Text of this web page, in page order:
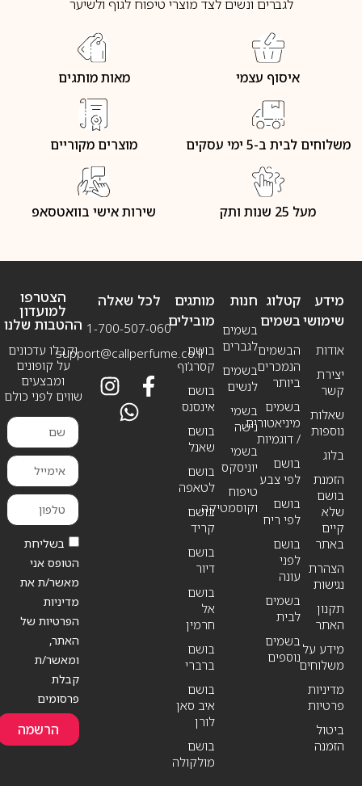
לגברים ונשים לצד מוצרי טיפוח לגוף ולשיער
איסוף עצמי מאות מותגים
משלוחים לבית ב-5 ימי עסקים מוצרים מקוריים
מעל 25 שנות ותק שירות אישי בוואטסאפ
מידע
שימושי
אודות
יצירת
קשר
שאלות
נוספות
בלוג
הזמנת
בושם
שלא
קיים
באתר
הצהרת
נגישות
תקנון
האתר
מידע על
משלוחים
מדיניות
פרטיות
ביטול
הזמנה
חנות
בשמים
לגברים
בשמים
לנשים
בשמי
נישה
בשמי
יוניסקס
טיפוח
וקוסמטיקה
קטלוג
בשמים
הבשמים
הנמכרים
ביותר
בשמים
מיניאטורים
/ דוגמיות
בושם
לפי צבע
בושם
לפי ריח
בושם
לפני
עונה
בשמים
לבית
בשמים
נוספים
מותגים
מובילים
בושם
קסרג’וף
בושם
אינסנס
בושם
שאנל
בושם
לטאפה
בושם
קריד
בושם
דיור
בושם
אל
חרמין
בושם
ברברי
בושם
איב סאן
לורן
בושם
מולקולה
לכל שאלה
1-700-507-060
support@callperfume.co.il
הצטרפו
למועדון
ההטבות שלנו
וקבלו עדכונים
על קופונים
ומבצעים
שווים לפני כולם
בשליחת
הטופס אני
מאשר/ת את
מדיניות
הפרטיות של
האתר,
ומאשר/ת
קבלת
פרסומים
הרשמה